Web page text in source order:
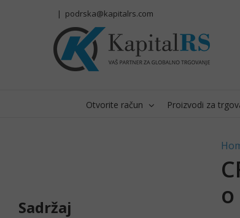
| podrska@kapitalrs.com
Otvorite račun Proizvodi za
Sadržaj